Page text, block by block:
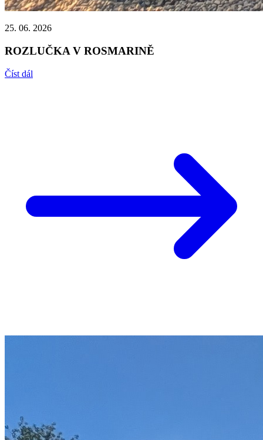
25. 06. 2026
ROZLUČKA V ROSMARINĚ
Číst dál